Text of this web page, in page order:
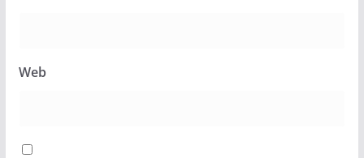
Web